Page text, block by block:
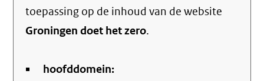
toepassing op de inhoud van de website
Groningen doet het zero.
hoofddomein: